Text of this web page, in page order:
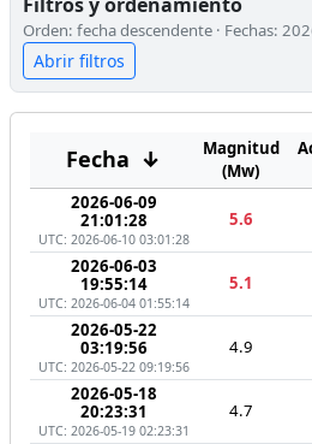
Orden: fecha descendente · Fechas:
Abrir filtros
Fecha ↓
Magnitud
(Mw)
2026-06-09
21:01:28
UTC: 2026-06-10 03:01:28
5.6
2026-06-03
19:55:14
UTC: 2026-06-04 01:55:14
5.1
2026-05-22
03:19:56
UTC: 2026-05-22 09:19:56
4.9
2026-05-18
20:23:31
UTC: 2026-05-19 02:23:31
4.7